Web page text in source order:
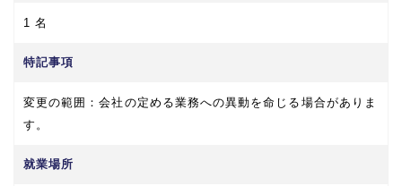
1 名
特記事項
変更の範囲：会社の定める業務への異動を命じる場合がありま
す。
就業場所